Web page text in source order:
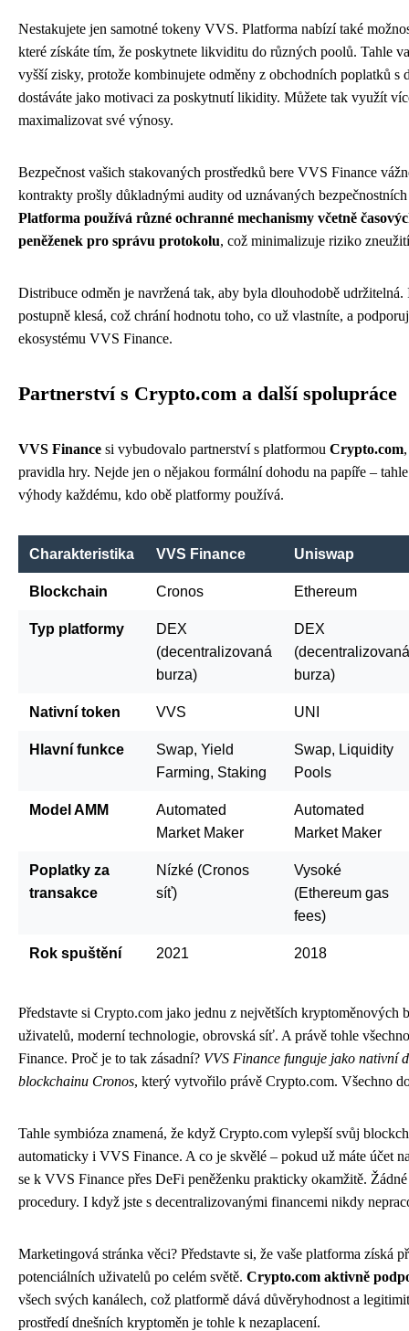
Nestakujete jen samotné tokeny VVS. Platforma nabízí také
které získáte tím, že poskytnete likviditu do různých poolů. Tahle
vyšší zisky, protože kombinujete odměny z obchodních poplatků s
dostáváte jako motivaci za poskytnutí likidity. Můžete tak využít
maximalizovat své výnosy.
Bezpečnost vašich stakovaných prostředků bere VVS Finance
kontrakty prošly důkladnými audity od uznávaných
Platforma používá různé ochranné mechanismy včetně
peněženek pro správu protokolu, což minimalizuje riziko
Distribuce odměn je navržená tak, aby byla dlouhodobě
postupně klesá, což chrání hodnotu toho, co už vlastníte, a
ekosystému VVS Finance.
Partnerství s Crypto.com a další spolupráce
VVS Finance si vybudovalo partnerství s platformou Crypto.com
pravidla hry. Nejde jen o nějakou formální dohodu na papíře –
výhody každému, kdo obě platformy používá.
Charakteristika VVS Finance Uniswap
Blockchain Cronos Ethereum
Typ platformy
DEX
(decentralizovaná
burza)
DEX
(decentralizovaná
burza)
Nativní token VVS UNI
Hlavní funkce
Swap, Yield
Farming, Staking
Swap, Liquidity
Pools
Model AMM
Automated
Market Maker
Automated
Market Maker
Poplatky za
transakce
Nízké (Cronos
síť)
Vysoké
(Ethereum gas
fees)
Rok spuštění 2021 2018
Představte si Crypto.com jako jednu z největších kryptoměnových
uživatelů, moderní technologie, obrovská síť. A právě tohle
Finance. Proč je to tak zásadní? VVS Finance funguje jako nativní
blockchainu Cronos, který vytvořilo právě Crypto.com. Všechno
Tahle symbióza znamená, že když Crypto.com vylepší svůj
automaticky i VVS Finance. A co je skvělé – pokud už máte účet
se k VVS Finance přes DeFi peněženku prakticky okamžitě.
procedury. I když jste s decentralizovanými financemi nikdy
Marketingová stránka věci? Představte si, že vaše platforma získá
potenciálních uživatelů po celém světě. Crypto.com aktivně
všech svých kanálech, což platformě dává důvěryhodnost a
prostředí dnešních kryptoměn je tohle k nezaplacení.